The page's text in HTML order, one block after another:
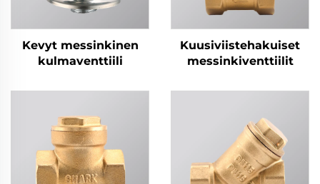
Kevyt messinkinen
kulmaventtiili
Kuusiviistehakuiset
messinkiventtiilit